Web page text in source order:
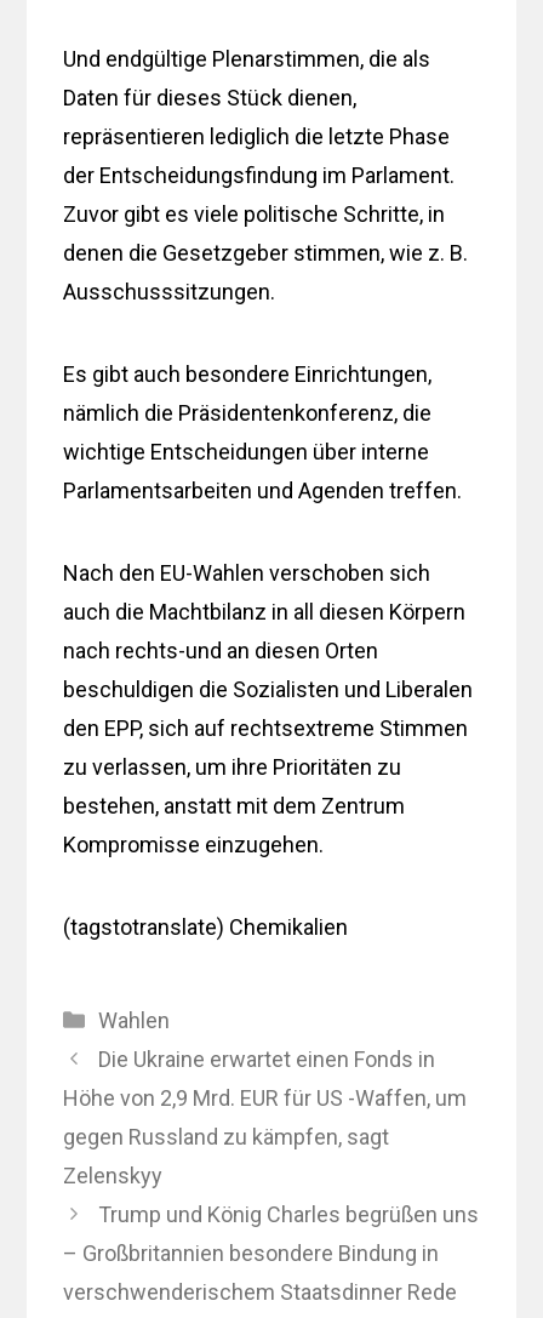
Und endgültige Plenarstimmen, die als
Daten für dieses Stück dienen,
repräsentieren lediglich die letzte Phase
der Entscheidungsfindung im Parlament.
Zuvor gibt es viele politische Schritte, in
denen die Gesetzgeber stimmen, wie z. B.
Ausschusssitzungen.
Es gibt auch besondere Einrichtungen,
nämlich die Präsidentenkonferenz, die
wichtige Entscheidungen über interne
Parlamentsarbeiten und Agenden treffen.
Nach den EU-Wahlen verschoben sich
auch die Machtbilanz in all diesen Körpern
nach rechts-und an diesen Orten
beschuldigen die Sozialisten und Liberalen
den EPP, sich auf rechtsextreme Stimmen
zu verlassen, um ihre Prioritäten zu
bestehen, anstatt mit dem Zentrum
Kompromisse einzugehen.
(tagstotranslate) Chemikalien
Kategorien
Wahlen
Die Ukraine erwartet einen Fonds in
Höhe von 2,9 Mrd. EUR für US -Waffen, um
gegen Russland zu kämpfen, sagt
Zelenskyy
Trump und König Charles begrüßen uns
– Großbritannien besondere Bindung in
verschwenderischem Staatsdinner Rede